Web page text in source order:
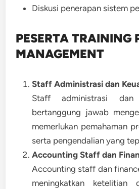
Diskusi penerapan sistem
PESERTA TRAINING
MANAGEMENT
Staff Administrasi dan
Staff administrasi dan
bertanggung jawab
memerlukan pemahaman
serta pengendalian yang
Accounting Staff dan
Accounting staff dan
meningkatkan ketelitian